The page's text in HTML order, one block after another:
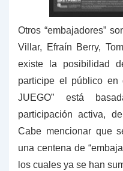
Otros “embajadores”
Villar, Efraín Berry,
existe la posibilidad
participe el público en
JUEGO” está
participación activa,
Cabe mencionar que
una centena de
los cuales ya se han